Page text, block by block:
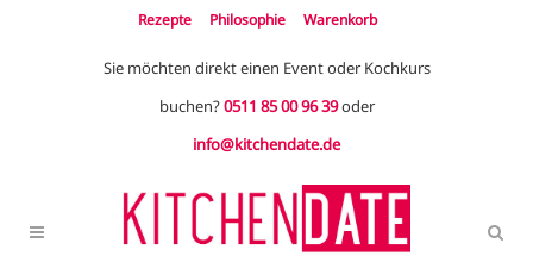
Rezepte Philosophie Warenkorb
Sie möchten direkt einen Event oder Kochkurs
buchen?0511 85 00 96 39oder
info@kitchendate.de